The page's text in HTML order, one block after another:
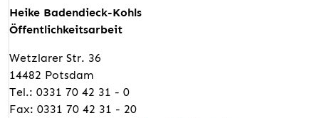
Heike Badendieck-Kohls
Öffentlichkeitsarbeit
Wetzlarer Str. 36
14482 Potsdam
Tel.: 0331 70 42 31 - 0
Fax: 0331 70 42 31 - 20